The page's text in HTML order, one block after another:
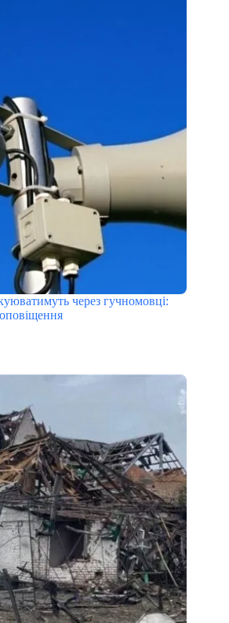
через гучномовці: